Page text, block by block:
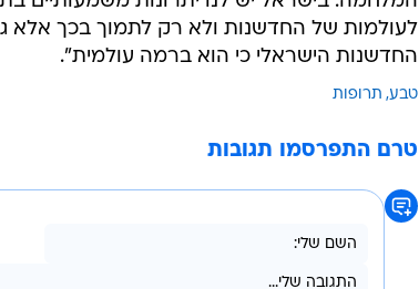
"אני מאמין בטבע, אני מאמין באסטרטגיה שלנו,
בשנה האחרונה. "אני בטוח בדרך שלנו ומחויב
תומכים בחברה הישראלית ובישראלים בעיקר
המלחמה. בישראל יש לנו יתרונות משמעותיים
לעולמות של החדשנות ולא רק לתמוך בכך אלא